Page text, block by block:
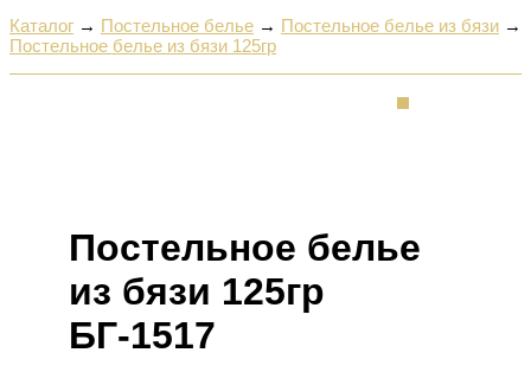
Каталог → Постельное белье → Постельное белье из бязи →
Постельное белье из бязи 125гр
Постельное белье
из бязи 125гр
БГ-1517